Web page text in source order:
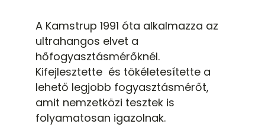
A Kamstrup 1991 óta alkalmazza az
ultrahangos elvet a
hőfogyasztásmérőknél.
Kifejlesztette és tökéletesítette a
lehető legjobb fogyasztásmérőt,
amit nemzetközi tesztek is
folyamatosan igazolnak.